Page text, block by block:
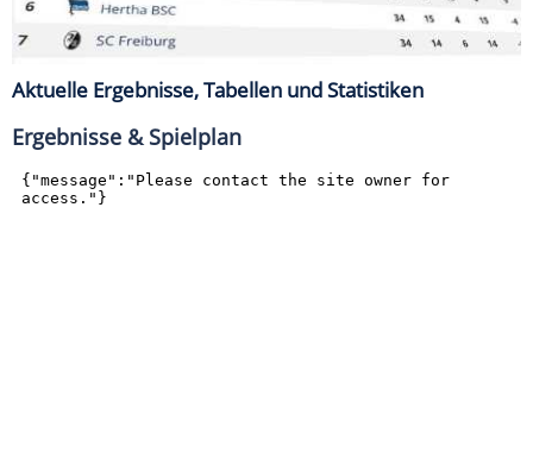
Aktuelle Ergebnisse, Tabellen und Statistiken
Ergebnisse & Spielplan